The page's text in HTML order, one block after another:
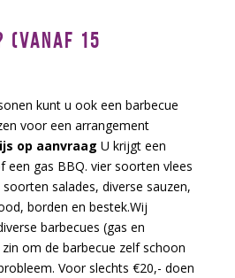
(VANAF 15
kunt u ook een barbecue
voor een arrangement
op aanvraag U krijgt een
een gas BBQ. vier soorten vlees
salades, diverse sauzen,
borden en bestek.Wij
barbecues (gas en
om de barbecue zelf schoon
Voor slechts €20,- doen